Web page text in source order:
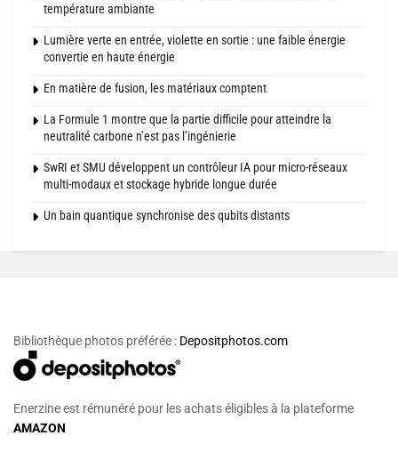
température ambiante
Lumière verte en entrée, violette en sortie : une faible énergie
convertie en haute énergie
En matière de fusion, les matériaux comptent
La Formule 1 montre que la partie difficile pour atteindre la
neutralité carbone n’est pas l’ingénierie
SwRI et SMU développent un contrôleur IA pour micro-réseaux
multi-modaux et stockage hybride longue durée
Un bain quantique synchronise des qubits distants
Bibliothèque photos préférée : Depositphotos.com
Enerzine est rémunéré pour les achats éligibles à la plateforme
AMAZON